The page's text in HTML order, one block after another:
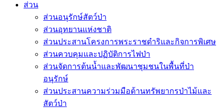
ส่วน
ส่วนอนุรักษ์สัตว์ป่า
ส่วนอุทยานแห่งชาติ
ส่วนประสานโครงการพระราชดำริและกิจการพิเศษ
ส่วนควบคุมและปฏิบัติการไฟป่า
ส่วนจัดการต้นน้ำและพัฒนาชุมชนในพื้นที่ป่า
อนุรักษ์
ส่วนประสานความร่วมมือด้านทรัพยากรป่าไม้และ
สัตว์ป่า